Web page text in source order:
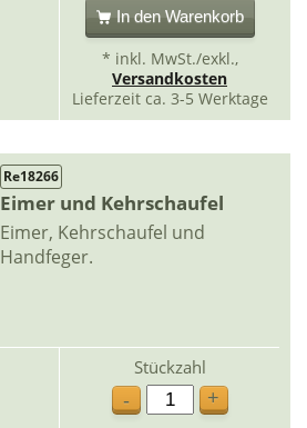
In den Warenkorb
* inkl. MwSt./exkl.,
Versandkosten
Lieferzeit ca. 3-5 Werktage
Re18266
Eimer und Kehrschaufel
Eimer, Kehrschaufel und
Handfeger.
Stückzahl
-
+